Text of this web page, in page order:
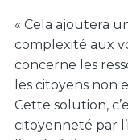
« Cela ajoutera
complexité aux
concerne les
les citoyens non
Cette solution,
citoyenneté par